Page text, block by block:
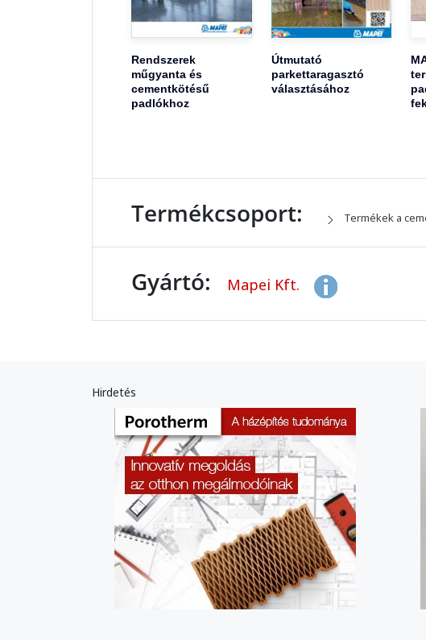
Rendszerek
műgyanta és
cementkötésű
padlókhoz
Útmutató
parkettaragasztó
választásához
Termékcsoport: Termékek a
Gyártó: Mapei Kft.
Hirdetés